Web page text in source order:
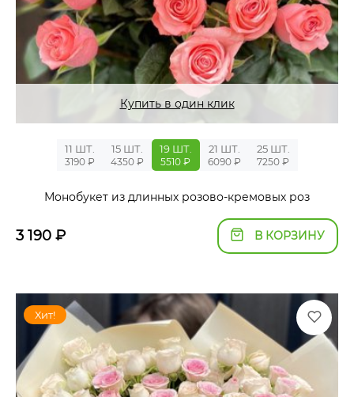
Купить в один клик
11 ШТ.
3190 ₽
15 ШТ.
4350 ₽
19 ШТ.
5510 ₽
21 ШТ.
6090 ₽
25 ШТ.
7250 ₽
Монобукет из длинных розово-кремовых роз
3 190 ₽ В КОРЗИНУ
Хит!